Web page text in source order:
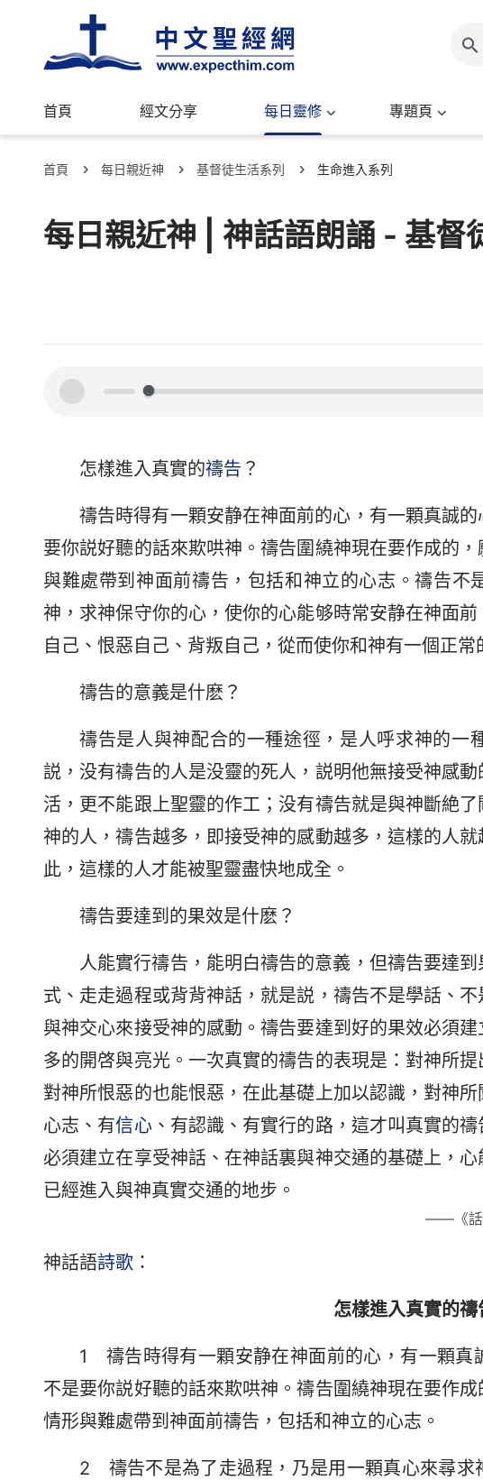
首頁 經文分享 每日靈修 專題頁
首頁 每日親近神 基督徒生活系列 生命進入系列
每日親近神 | 神話語朗誦 - 基督
00:00
怎樣進入真實的禱告 ？
禱告時得有一顆安静在神面前的心，有一顆真誠
要你説好聽的話來欺哄神。禱告圍繞神現在要作成的
與難處帶到神面前禱告，包括和神立的心志。禱告不
神，求神保守你的心，使你的心能够時常安静在神面
自己、恨惡自己、背叛自己，從而使你和神有一個正
禱告的意義是什麽？
禱告是人與神配合的一種途徑，是人呼求神的一
説，没有禱告的人是没靈的死人，説明他無接受神感
活，更不能跟上聖靈的作工；没有禱告就是與神斷絶
神的人，禱告越多，即接受神的感動越多，這樣的人
此，這樣的人才能被聖靈盡快地成全。
禱告要達到的果效是什麽？
人能實行禱告，能明白禱告的意義，但禱告要達
式、走走過程或背背神話，就是説，禱告不是學話、
與神交心來接受神的感動。禱告要達到好的果效必須
多的開啓與亮光。一次真實的禱告的表現是：對神所
對神所恨惡的也能恨惡，在此基礎上加以認識，對神所
心志、有信心、有認識、有實行的路，這才叫真實的
必須建立在享受神話、在神話裏與神交通的基礎上，
已經進入與神真實交通的地步。
——《話
神話語詩歌 ：
怎樣進入真實的禱
1 禱告時得有一顆安静在神面前的心，有一顆真
不是要你説好聽的話來欺哄神。禱告圍繞神現在要作
情形與難處帶到神面前禱告，包括和神立的心志。
2 禱告不是為了走過程，乃是用一顆真心來尋求